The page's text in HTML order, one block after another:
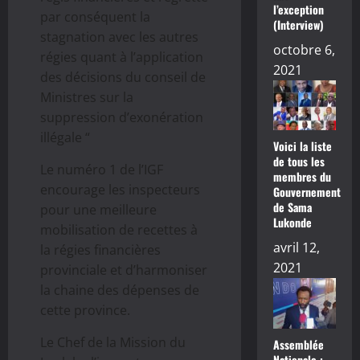
par conséquent la
stagnation avec les autres
régies quant à l’application
des décisions du conseil de
Ministres sur la
suppression d’exonération
illégale “
Le numéro 1 de l’IGF
encourage les inspecteurs
pour une meilleure
mobilisation de recettes à
la régies financières
provinciale et d’harmoniser
la chaine des dépenses de
cette province.
Le Chef de la Mission du
l’exception
(Interview)
octobre 6,
2021
Voici la liste
de tous les
membres du
Gouvernement
de Sama
Lukonde
avril 12,
2021
Assemblée